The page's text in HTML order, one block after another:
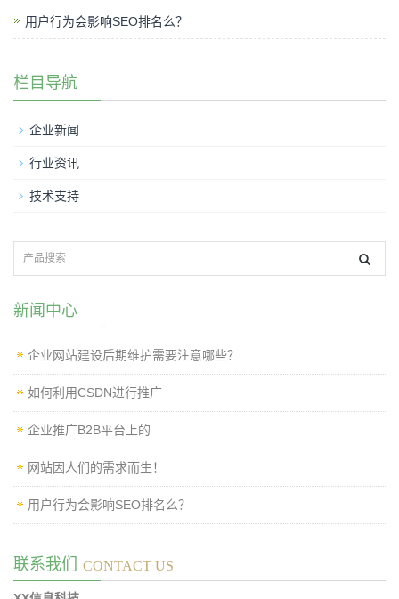
用户行为会影响SEO排名么？
栏目导航
企业新闻
行业资讯
技术支持
新闻中心
企业网站建设后期维护需要注意哪些？
如何利用CSDN进行推广
企业推广B2B平台上的
网站因人们的需求而生！
用户行为会影响SEO排名么？
联系我们 CONTACT US